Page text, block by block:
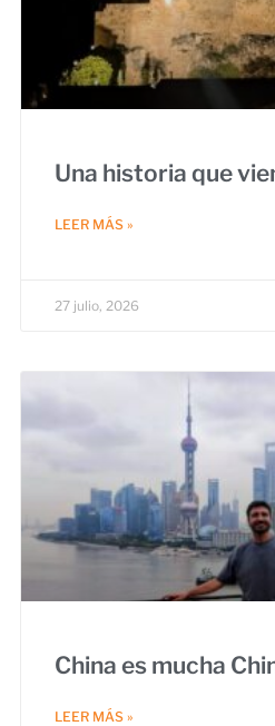
Una historia que
LEER MÁS »
27 julio, 2026
China es mucha
LEER MÁS »